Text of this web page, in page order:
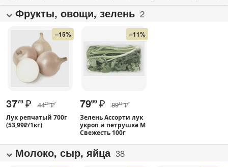
Фрукты, овощи, зелень 2
–15%
3779 ₽ 4479 ₽
Лук репчатый 700г
(53,99₽/1кг)
–11%
7999 ₽ 8999 ₽
Зелень Ассорти лук
укроп и петрушка М
Свежесть 100г
Молоко, сыр, яйца 38